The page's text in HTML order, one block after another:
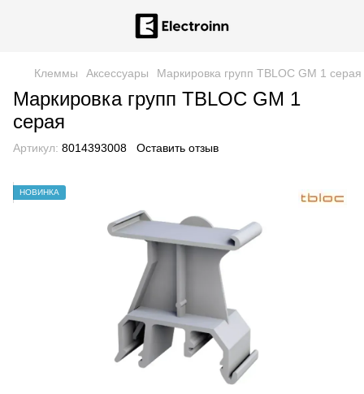
Клеммы Аксессуары Маркировка групп TBLOC GM 1 серая
Маркировка групп TBLOC GM 1
серая
Артикул: 8014393008 Оставить отзыв
НОВИНКА